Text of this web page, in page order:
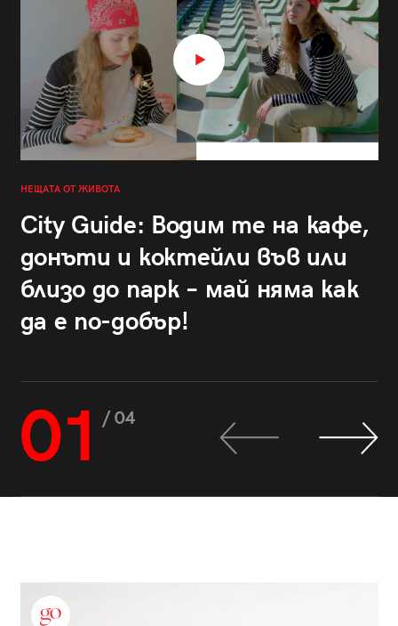
НЕЩАТА ОТ ЖИВОТА
City Guide: Водим те на кафе,
донъти и коктейли във или
близо до парк – май няма как
да е по-добър!
01 / 04